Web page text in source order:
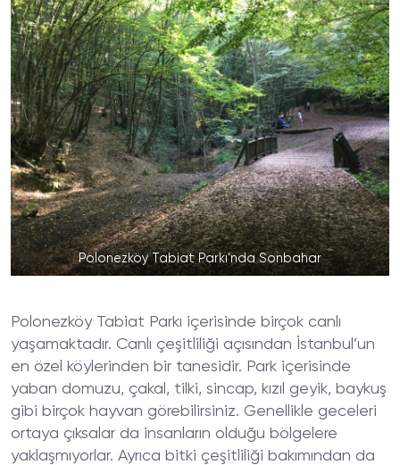
Polonezköy Tabiat Parkı'nda Sonbahar
Polonezköy Tabiat Parkı içerisinde birçok canlı
yaşamaktadır. Canlı çeşitliliği açısından İstanbul’un
en özel köylerinden bir tanesidir. Park içerisinde
yaban domuzu, çakal, tilki, sincap, kızıl geyik, baykuş
gibi birçok hayvan görebilirsiniz. Genellikle geceleri
ortaya çıksalar da insanların olduğu bölgelere
yaklaşmıyorlar. Ayrıca bitki çeşitliliği bakımından da